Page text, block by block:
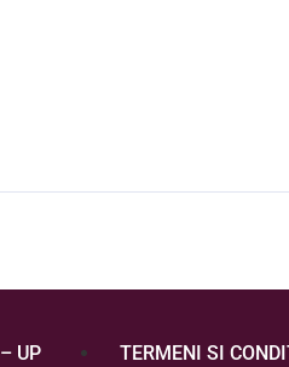
UP
TERMENI SI